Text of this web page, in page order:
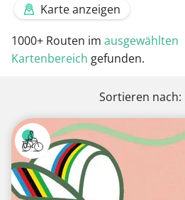
Karte anzeigen
1000+ Routen im ausgewählten
Kartenbereich gefunden.
Sortieren nach: